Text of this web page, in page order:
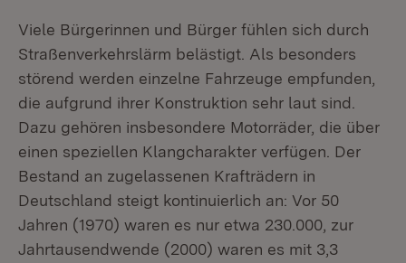
Viele Bürgerinnen und Bürger fühlen sich durch
Straßenverkehrslärm belästigt. Als besonders
störend werden einzelne Fahrzeuge empfunden,
die aufgrund ihrer Konstruktion sehr laut sind.
Dazu gehören insbesondere Motorräder, die über
einen speziellen Klangcharakter verfügen. Der
Bestand an zugelassenen Krafträdern in
Deutschland steigt kontinuierlich an: Vor 50
Jahren (1970) waren es nur etwa 230.000, zur
Jahrtausendwende (2000) waren es mit 3,3